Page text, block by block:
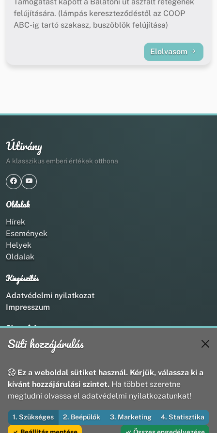
felújítására. (lámpás kereszteződéstől az COOP
ABC-ig tartó szakasz, buszöblök felújítása)
Elolvasom
Útirány
A klasszikus emberi értékek otthona
Oldalak
Hírek
Események
Helyek
Oldalak
Kiegészítés
Adatvédelmi nyilatkozat
Impresszum
Kapcsolat
+36 20 211 1888
webmaster@utirany.hu
8419 Csesznek, Vasút u.18.
© 2026 Útirány Webmédia Bt. — Minden jog fenntartva
Süti hozzájárulás
Ez a weboldal sütiket használ. Kérjük, válassza ki a
kívánt hozzájárulási szintet. Ha többet szeretne
megtudni olvassa el adatvédelmi nyilatkozatunkat!
1. Szükséges 2. Beépülők 3. Marketing
4. Statisztika